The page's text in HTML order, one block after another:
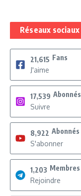
Réseaux sociaux
21,615 Fans
J'aime
17,539 Abonnés
Suivre
8,922 Abonnés
S'abonner
1,203 Membres
Rejoindre